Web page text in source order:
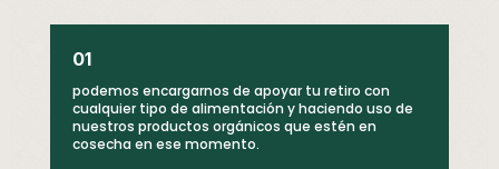
01
podemos encargarnos de apoyar tu retiro con
cualquier tipo de alimentación y haciendo uso de
nuestros productos orgánicos que estén en
cosecha en ese momento.